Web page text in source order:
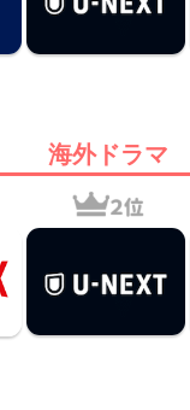
海外ドラマ